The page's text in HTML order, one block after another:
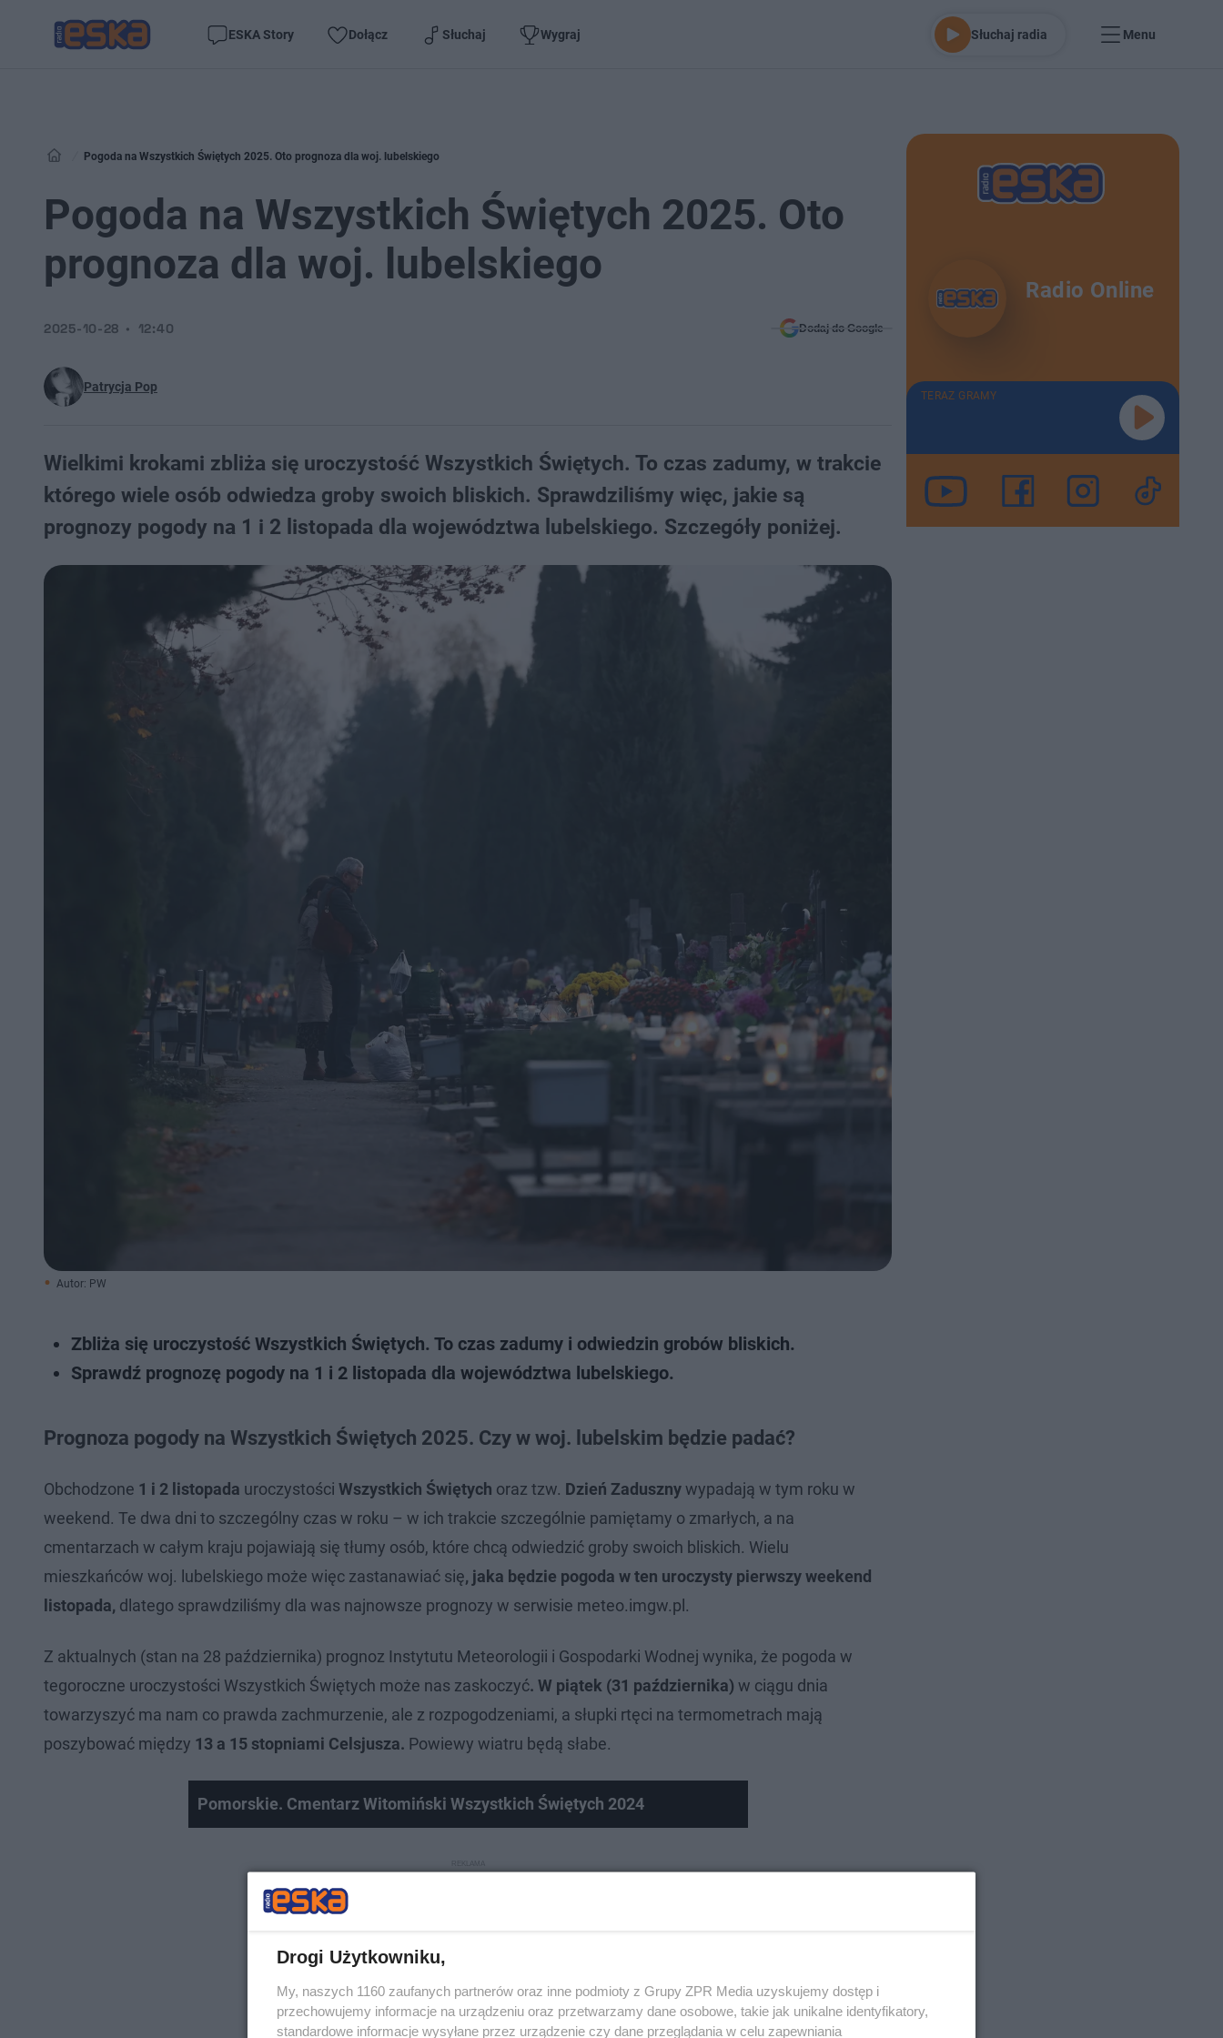
ESKA Story Dołącz Słuchaj Wygraj Słuchaj radia Menu
Pogoda na Wszystkich Świętych 2025. Oto prognoza dla woj. lubelskiego
Pogoda na Wszystkich Świętych 2025. Oto
prognoza dla woj. lubelskiego
Patrycja Pop
2025-10-28 12:40 Dodaj do Google
Wielkimi krokami zbliża się uroczystość Wszystkich Świętych. To czas zadumy, w trakcie
którego wiele osób odwiedza groby swoich bliskich. Sprawdziliśmy więc, jakie są
prognozy pogody na 1 i 2 listopada dla województwa lubelskiego. Szczegóły poniżej.
Autor: PW
Zbliża się uroczystość Wszystkich Świętych. To czas zadumy i odwiedzin grobów bliskich.
Sprawdź prognozę pogody na 1 i 2 listopada dla województwa lubelskiego.
Prognoza pogody na Wszystkich Świętych 2025. Czy w woj. lubelskim będzie padać?
Obchodzone 1 i 2 listopada uroczystości Wszystkich Świętych oraz tzw. Dzień Zadusznywypadają w tym roku w
weekend. Te dwa dni to szczególny czas w roku – w ich trakcie szczególnie pamiętamy o zmarłych, a na
cmentarzach w całym kraju pojawiają się tłumy osób, które chcą odwiedzić groby swoich bliskich. Wielu
mieszkańców woj. lubelskiego może więc zastanawiać się, jaka będzie pogoda w ten uroczysty pierwszy weekend
listopada, dlatego sprawdziliśmy dla was najnowsze prognozy w serwisie meteo.imgw.pl.
Z aktualnych (stan na 28 października) prognoz Instytutu Meteorologii i Gospodarki Wodnej wynika, że pogoda w
tegoroczne uroczystości Wszystkich Świętych może nas zaskoczyć. W piątek (31 października) w ciągu dnia
towarzyszyć ma nam co prawda zachmurzenie, ale z rozpogodzeniami, a słupki rtęci na termometrach mają
poszybować między 13 a 15 stopniami Celsjusza. Powiewy wiatru będą słabe.
Pomorskie. Cmentarz Witomiński Wszystkich Świętych 2024
Radio Online
TERAZ GRAMY
Drogi Użytkowniku,
My, naszych 1160 zaufanych partnerów oraz inne podmioty z Grupy ZPR Media uzyskujemy dostęp i
przechowujemy informacje na urządzeniu oraz przetwarzamy dane osobowe, takie jak unikalne identyfikatory,
standardowe informacje wysyłane przez urządzenie czy dane przeglądania w celu zapewniania